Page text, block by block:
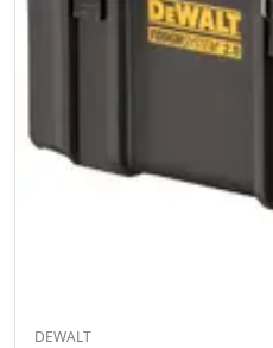
DEWALT